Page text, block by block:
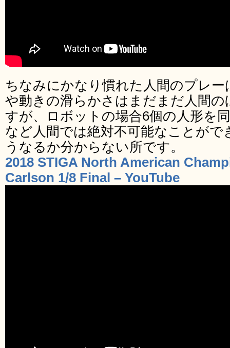
ちなみにかなり慣れた人間のプレ
や動きの滑らかさはまだまだ人間
すが、ロボットの場合6個の人形を
など人間では絶対不可能なことがで
うなるか分からない所です。
2018 STIGA North American
Carlson 1/8 Final – YouTube